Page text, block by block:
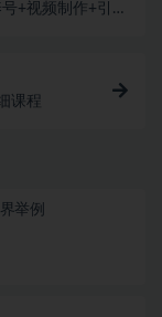
+视频制作+引流
课程
举例